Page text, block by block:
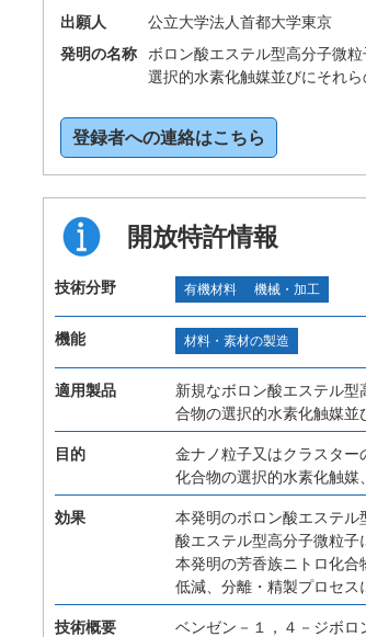
出願人
公立大学法人首都大学東京
発明の名称
ボロン酸エステル型高分子微
選択的水素化触媒並びにそれ
登録者への連絡はこちら
開放特許情報
技術分野 有機材料 機械・加工
機能 材料・素材の製造
適用製品
新規なボロン酸エステル
合物の選択的水素化触媒並
目的
金ナノ粒子又はクラスター
化合物の選択的水素化触媒
効果
本発明のボロン酸エステ
酸エステル型高分子微粒子
本発明の芳香族ニトロ化
低減、分離・精製プロセス
技術概要
ベンゼン－１，４－ジボ